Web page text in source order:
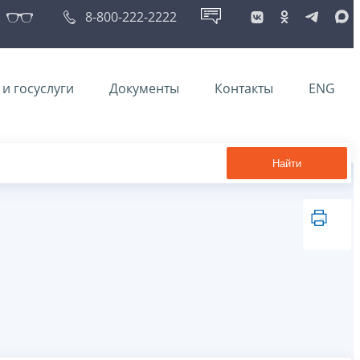
8-800-222-2222
госуслуги Документы Контакты ENG
Найти